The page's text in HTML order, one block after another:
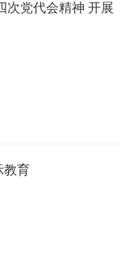
次党代会精神 开展
教育